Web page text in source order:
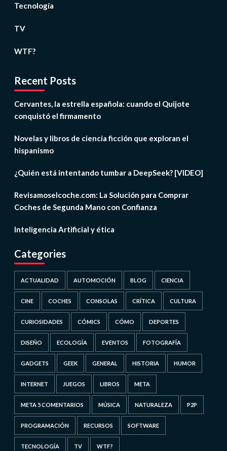
Tecnología
TV
WTF?
Recent Posts
Cervantes, la estrella española: cuando el Quijote
conquistó el firmamento
Novelas y libros de ciencia ficción que exploran el
hispanismo
¿Quién está intentando tumbar a DeepSeek? [VIDEO]
Revisamoselcoche.com: La Solución para Comprar
Coches de Segunda Mano con Confianza
Inteligencia Artificial y ética
Categories
ACTUALIDAD AUTOMOCIÓN BLOG CIENCIA
CINE COCHES CONSOLAS CRÍTICA CULTURA
CURIOSIDADES CÓMICS CÓMO DEPORTES
DISEÑO ECOLOGÍA EVENTOS FOTOGRAFÍA
GADGETS GEEK GENERAL HISTORIA HUMOR
INTERNET JUEGOS LIBROS META
META 5 COMENTARIOS MÚSICA NATURALEZA P2P
PROGRAMACIÓN RECURSOS SOFTWARE
TECNOLOGÍA TV WTF?